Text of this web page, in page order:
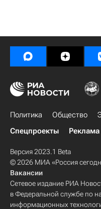
Политика Общество
Спецпроекты
Реклама
Версия 2023.1 Beta
© 2026 МИА «Россия
Вакансии
Сетевое издание РИА
в Федеральной службе по
информационных